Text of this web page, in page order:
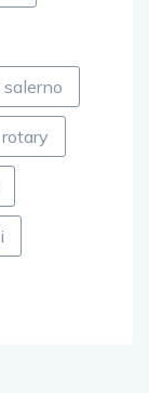
rotary